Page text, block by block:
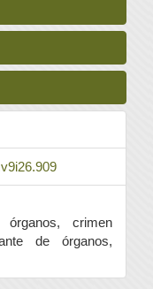
crimen
de órganos,